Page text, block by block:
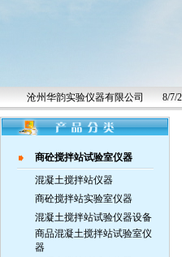
沧州华韵实验仪器有限公司 8/7/
商砼搅拌站试验室仪器
混凝土搅拌站仪器
商砼搅拌站实验室仪器
混凝土搅拌站试验仪器设备
商品混凝土搅拌站试验室仪
器